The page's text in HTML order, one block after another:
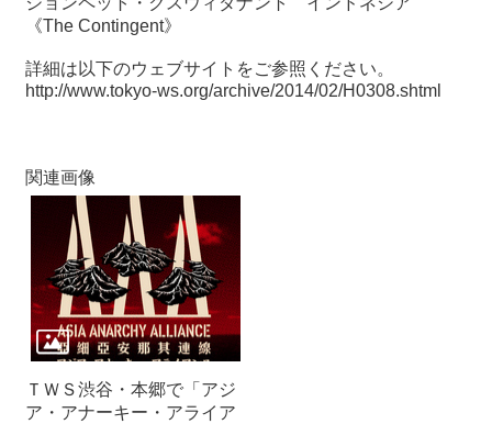
《The Contingent》
詳細は以下のウェブサイトをご参照ください。
http://www.tokyo-ws.org/archive/2014/02/H0308.shtml
関連画像
ＴＷＳ渋谷・本郷で「アジ
ア・アナーキー・アライア